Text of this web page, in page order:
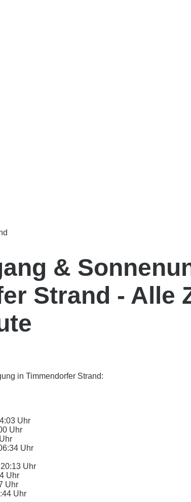
&
Strand - Alle
in Timmendorfer Strand:
Uhr
Uhr
Uhr
20:13 Uhr
Uhr
Uhr
Uhr